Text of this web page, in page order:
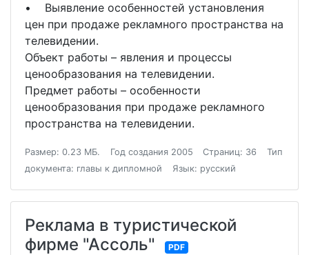
• Выявление особенностей установления
цен при продаже рекламного пространства на
телевидении.
Объект работы – явления и процессы
ценообразования на телевидении.
Предмет работы – особенности
ценообразования при продаже рекламного
пространства на телевидении.
Размер: 0.23 МБ. Год создания 2005 Страниц: 36
Тип
документа: главы к дипломной
Язык: русский
Реклама в туристической
фирме "Ассоль"
PDF